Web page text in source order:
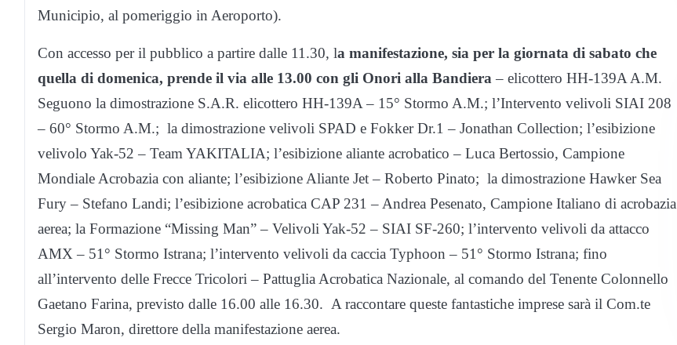
Municipio, al pomeriggio in Aeroporto).
Con accesso per il pubblico a partire dalle 11.30, la manifestazione, sia per la giornata di sabato che
quella di domenica, prende il via alle 13.00 con gli Onori alla Bandiera– elicottero HH-139A A.M.
Seguono la dimostrazione S.A.R. elicottero HH-139A – 15° Stormo A.M.; l’Intervento velivoli SIAI 208
– 60° Stormo A.M.; la dimostrazione velivoli SPAD e Fokker Dr.1 – Jonathan Collection; l’esibizione
velivolo Yak-52 – Team YAKITALIA; l’esibizione aliante acrobatico – Luca Bertossio, Campione
Mondiale Acrobazia con aliante; l’esibizione Aliante Jet – Roberto Pinato; la dimostrazione Hawker Sea
Fury – Stefano Landi; l’esibizione acrobatica CAP 231 – Andrea Pesenato, Campione Italiano di acrobazia
aerea; la Formazione “Missing Man” – Velivoli Yak-52 – SIAI SF-260; l’intervento velivoli da attacco
AMX – 51° Stormo Istrana; l’intervento velivoli da caccia Typhoon – 51° Stormo Istrana; fino
all’intervento delle Frecce Tricolori – Pattuglia Acrobatica Nazionale, al comando del Tenente Colonnello
Gaetano Farina, previsto dalle 16.00 alle 16.30. A raccontare queste fantastiche imprese sarà il Com.te
Sergio Maron, direttore della manifestazione aerea.